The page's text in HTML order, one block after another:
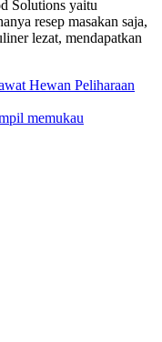
Solutions yaitu
resep masakan saja,
lezat, mendapatkan
Hewan Peliharaan
memukau